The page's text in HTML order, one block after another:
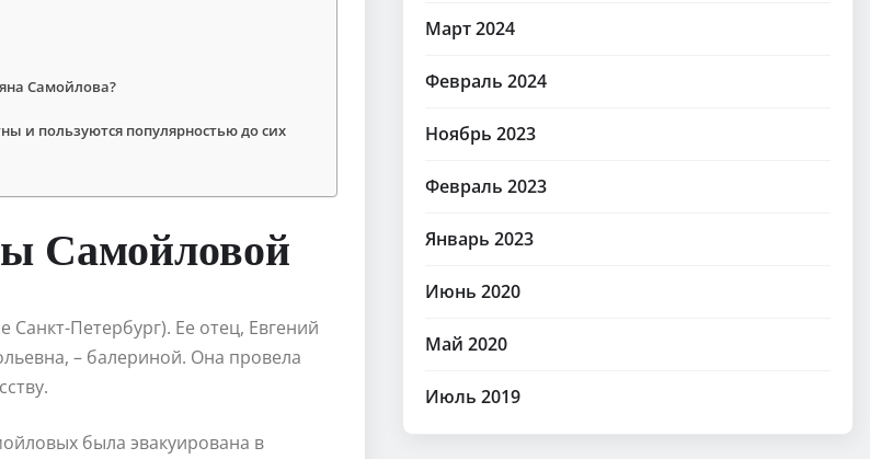
Самойлова?
и пользуются популярностью до сих
Самойловой
Петербург). Ее отец, Евгений
– балериной. Она провела
была эвакуирована в
Март 2024
Февраль 2024
Ноябрь 2023
Февраль 2023
Январь 2023
Июнь 2020
Май 2020
Июль 2019